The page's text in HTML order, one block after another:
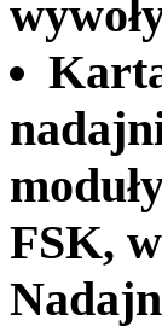
FSK,